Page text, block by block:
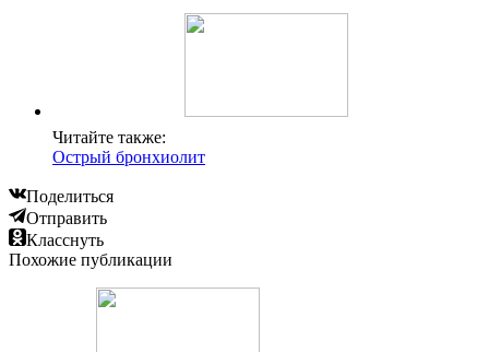
Читайте также:
Острый бронхиолит
Поделиться
Отправить
Класснуть
Похожие публикации